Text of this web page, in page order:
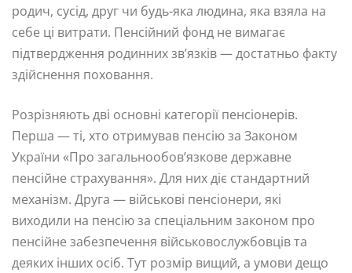
родич, сусід, друг чи будь-яка людина, яка взяла на
себе ці витрати. Пенсійний фонд не вимагає
підтвердження родинних зв’язків — достатньо факту
здійснення поховання.
Розрізняють дві основні категорії пенсіонерів.
Перша — ті, хто отримував пенсію за Законом
України «Про загальнообов’язкове державне
пенсійне страхування». Для них діє стандартний
механізм. Друга — військові пенсіонери, які
виходили на пенсію за спеціальним законом про
пенсійне забезпечення військовослужбовців та
деяких інших осіб. Тут розмір вищий, а умови дещо